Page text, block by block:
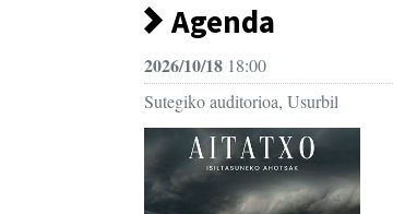
Agenda
2026/10/18 18:00
Sutegiko auditorioa, Usurbil